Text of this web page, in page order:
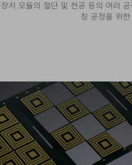
치 모듈의 절단 및 천공 등의 여러
칭 공정을 위